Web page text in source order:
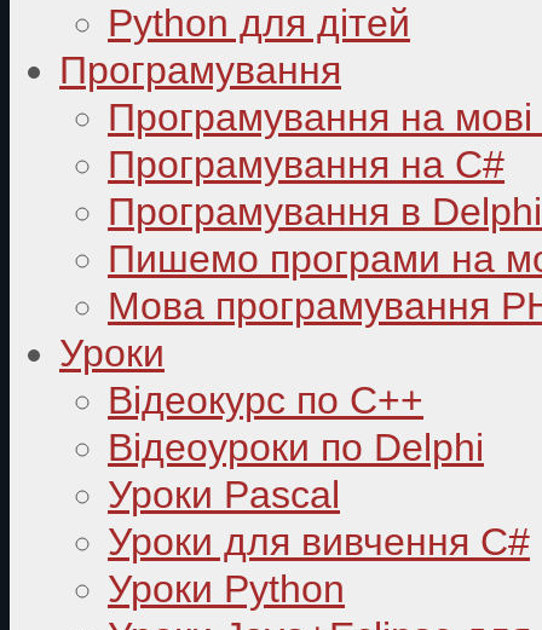
Python для дітей
Програмування
Програмування на
Програмування на C#
Програмування в Delphi
Пишемо програми на
Мова програмування
Уроки
Відеокурс по С++
Відеоуроки по Delphi
Уроки Pascal
Уроки для вивчення C#
Уроки Python